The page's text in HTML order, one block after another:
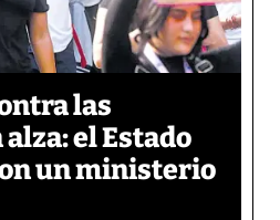
las
el Estado
un ministerio